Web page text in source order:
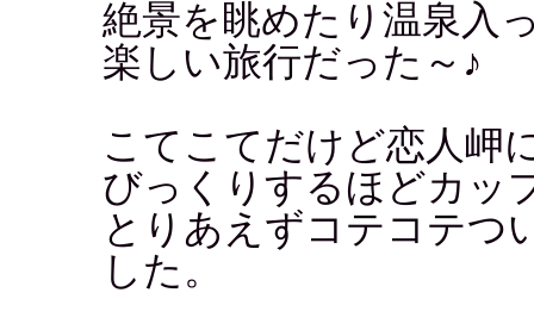
絶景を眺めたり温泉入
楽しい旅行だった～♪
こてこてだけど恋人岬
びっくりするほどカッ
とりあえずコテコテつ
した。